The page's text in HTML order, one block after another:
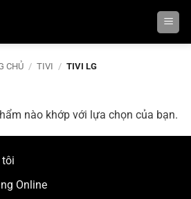
CHỦ / TIVI / TIVI LG
nào khớp với lựa chọn của bạn.
tôi
Online